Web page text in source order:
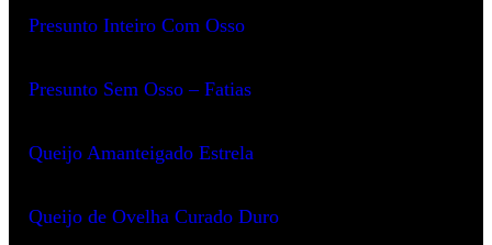
Presunto Inteiro Com Osso
Presunto Sem Osso – Fatias
Queijo Amanteigado Estrela
Queijo de Ovelha Curado Duro